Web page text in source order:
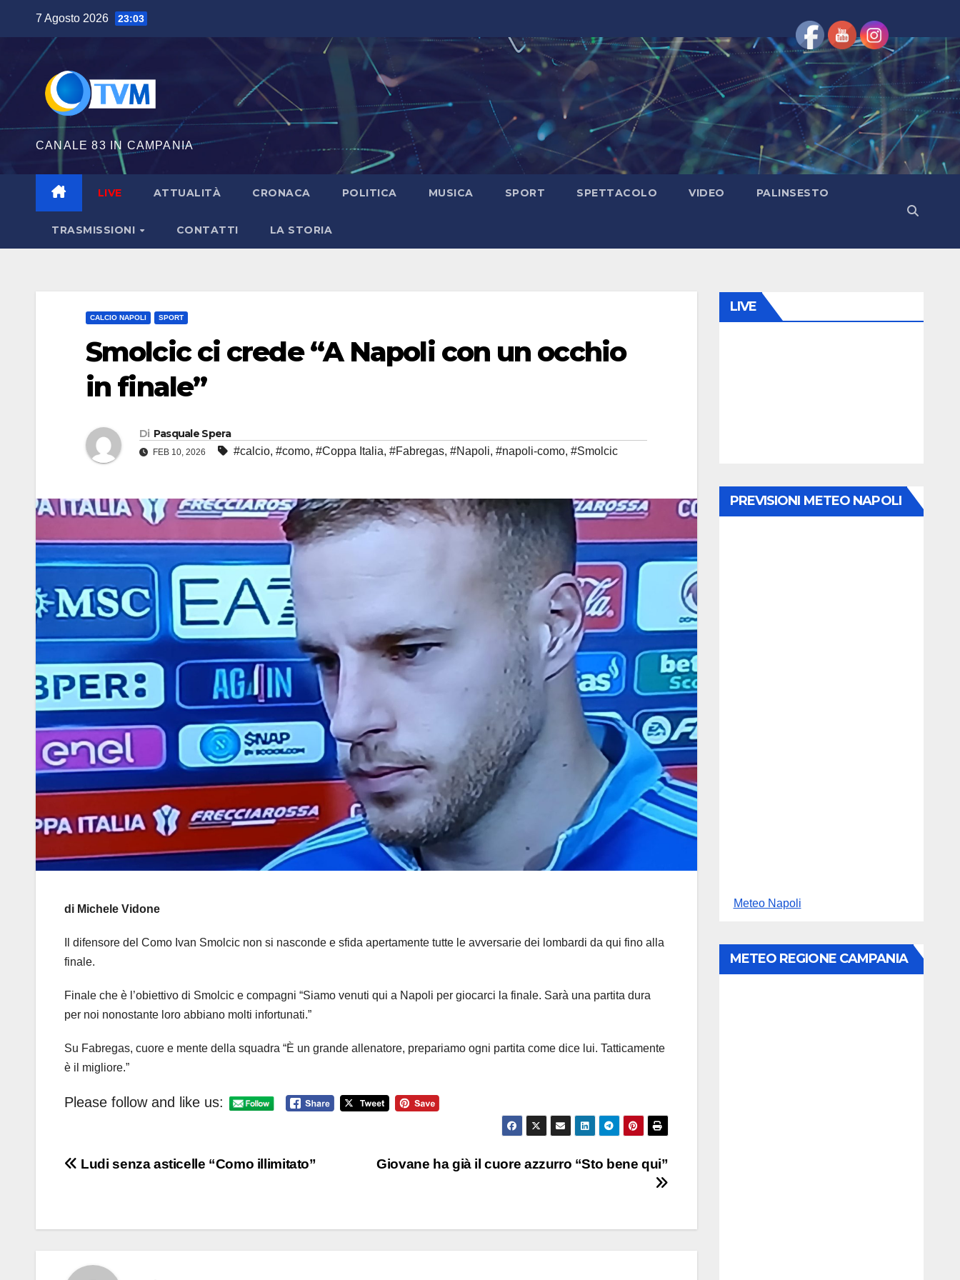
contenuto
7 Agosto 2026 23:03
CANALE 83 IN CAMPANIA
LIVE ATTUALITÀ CRONACA POLITICA MUSICA SPORT SPETTACOLO VIDEO PALINSESTO
TRASMISSIONI CONTATTI LA STORIA
CALCIO NAPOLI SPORT
Smolcic ci crede “A Napoli con un occhio
in finale”
Di Pasquale Spera
FEB 10, 2026 #calcio, #como, #Coppa Italia, #Fabregas, #Napoli, #napoli-como, #Smolcic
di Michele Vidone
Il difensore del Como Ivan Smolcic non si nasconde e sfida apertamente tutte le avversarie dei lombardi da qui fino alla
finale.
Finale che è l’obiettivo di Smolcic e compagni “Siamo venuti qui a Napoli per giocarci la finale. Sarà una partita dura
per noi nonostante loro abbiano molti infortunati.”
Su Fabregas, cuore e mente della squadra “È un grande allenatore, prepariamo ogni partita come dice lui. Tatticamente
è il migliore.”
Please follow and like us:
Navigazione
Giovane ha già il cuore azzurro “Sto bene qui”
Ludi senza asticelle “Como illimitato”
LIVE
PREVISIONI METEO NAPOLI
Meteo Napoli
METEO REGIONE CAMPANIA